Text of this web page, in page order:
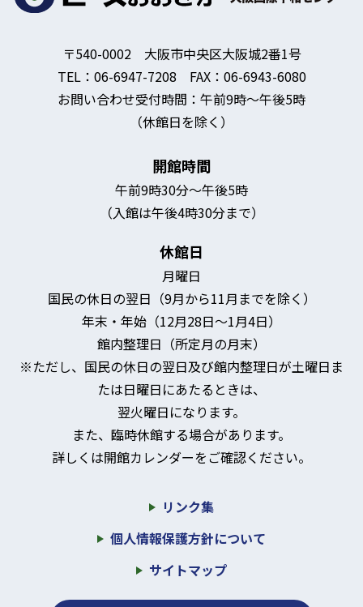
〒540-0002 大阪市中央区大阪城2番1号
TEL：06-6947-7208 FAX：06-6943-6080
お問い合わせ受付時間：午前9時～午後5時
（休館日を除く）
開館時間
午前9時30分～午後5時
（入館は午後4時30分まで）
休館日
月曜日
国民の休日の翌日（9月から11月までを除く）
年末・年始（12月28日～1月4日）
館内整理日（所定月の月末）
※ただし、国民の休日の翌日及び館内整理日が土曜日ま
たは日曜日にあたるときは、
翌火曜日になります。
また、臨時休館する場合があります。
詳しくは開館カレンダーをご確認ください。
リンク集
個人情報保護方針について
サイトマップ